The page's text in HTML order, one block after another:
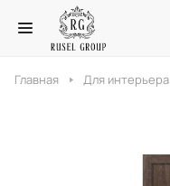
Главная Для интерьера